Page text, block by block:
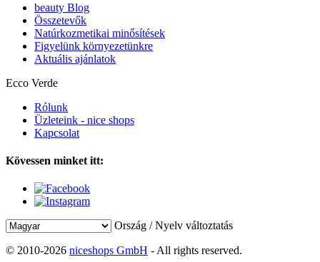
beauty Blog
Összetevők
Natúrkozmetikai minősítések
Figyelünk környezetünkre
Aktuális ajánlatok
Ecco Verde
Rólunk
Üzleteink - nice shops
Kapcsolat
Kövessen minket itt:
Ország / Nyelv változtatás
© 2010-2026 niceshops GmbH - All rights reserved.